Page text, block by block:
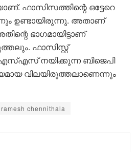
ഫാസിസത്തിന്റെ ഒട്ടേറെ
ഉണ്ടായിരുന്നു. അതാണ്
ഭാഗമായിട്ടാണ്
ഫാസിസ്റ്റ്
നയിക്കുന്ന ബിജെപി
വിലയിരുത്തലാണെന്നും
ramesh chennithala